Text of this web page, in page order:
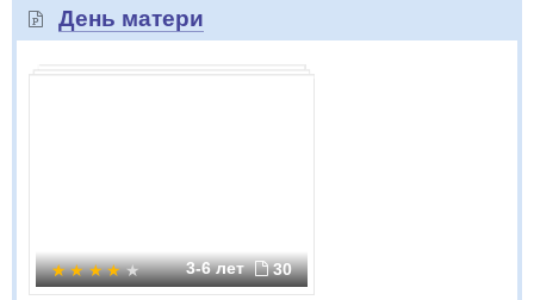
День матери
3-6 лет 30